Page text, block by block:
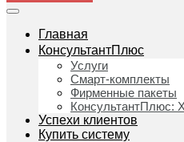
Главная
КонсультантПлюс
Услуги
Смарт-комплекты
Фирменные пакеты
КонсультантПлюс:
Успехи клиентов
Купить систему